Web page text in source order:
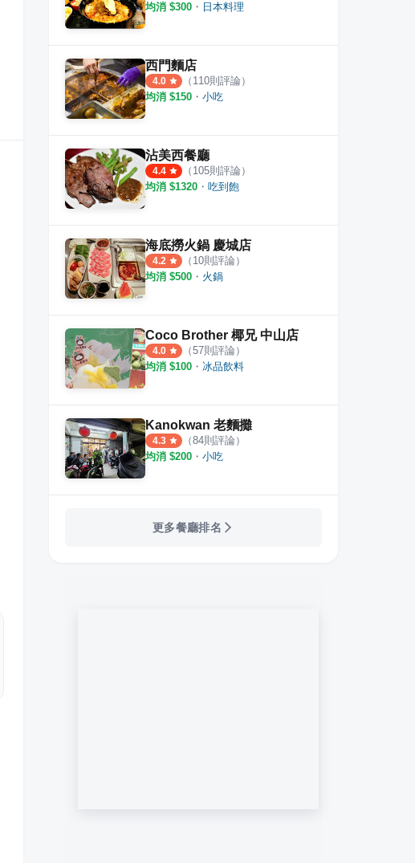
均消 $300 ・ 日本料理
西門麵店
4.0 （ 110則評論）
均消 $150 ・ 小吃
沾美西餐廳
4.4 （ 105則評論）
均消 $1320 ・ 吃到飽
海底撈火鍋 慶城店
4.2 （ 10則評論）
均消 $500 ・ 火鍋
Coco Brother 椰兄 中山店
4.0 （57則評論）
均消 $100 ・ 冰品飲料
Kanokwan 老麵攤
4.3 （84則評論）
均消 $200 ・ 小吃
更多餐廳排名